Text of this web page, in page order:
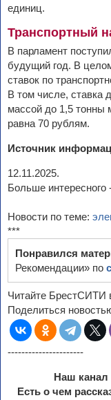
единиц.
Транспортный
В парламент
будущий год. В
ставок по
В том числе, ставка
массой до 1,5 тонны
равна 70 рублям.
Источник
12.11.2025.
Больше интересного
Новости по теме:
***
Понравился
Рекомендации» по
Читайте БрестСИТИ
Поделиться
----------------------
Наш канал
Есть о чем